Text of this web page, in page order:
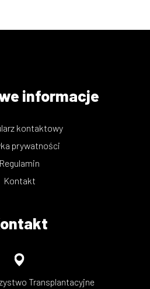
informacje
kontaktowy
prywatności
Regulamin
Kontakt
Transplantacyjne